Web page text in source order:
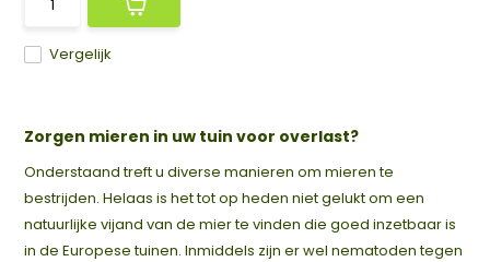
Vergelijk
Zorgen mieren in uw tuin voor overlast?
Onderstaand treft u diverse manieren om mieren te
bestrijden. Helaas is het tot op heden niet gelukt om een
natuurlijke vijand van de mier te vinden die goed inzetbaar is
in de Europese tuinen. Inmiddels zijn er wel nematoden tegen